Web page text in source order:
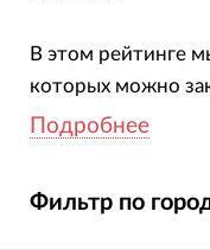
В этом рейтинге
которых можно
рекламу. Все они
На что обратить
Подробнее
Фильтр по